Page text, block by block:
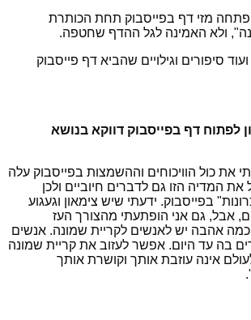
מזי דף בפייסבוק תחת הכותרת
ולא האמינה לגל ההדף שחטפה.
סיפורים וגילויים שהביא דף פייסבוק
לפתוח דף בפייסבוק דווקא בנושא
את כול הוויכוחים וההשמצות בפייסבוק עלה
המדיה הזו גם לדברים חיוביים ולכן
בפייסבוק. ידעתי שיש צימאון וגעגוע
אבל, גם אני הופתעתי מהצורך העז
אהבה יש לאנשים לקריית שמונה. אנשים
בה עד היום. אפשר לעזוב את קריית שמונה
אינה עוזבת אותך וקושרת אותך